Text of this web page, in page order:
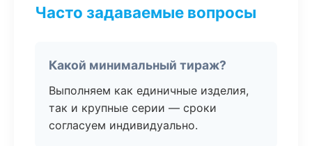
Часто задаваемые вопросы
Какой минимальный тираж?
Выполняем как единичные изделия,
так и крупные серии — сроки
согласуем индивидуально.